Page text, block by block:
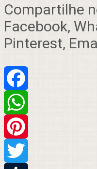
Compartilhe
Facebook,
Pinterest,
Facebook
WhatsApp
Pinterest